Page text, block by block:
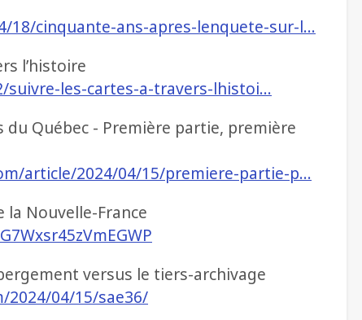
18/cinquante-ans-apres-lenquete-sur-l…
l’histoire
suivre-les-cartes-a-travers-lhistoi…
Québec - Première partie, première
article/2024/04/15/premiere-partie-p…
Nouvelle-France
versus le tiers-archivage
04/15/sae36/